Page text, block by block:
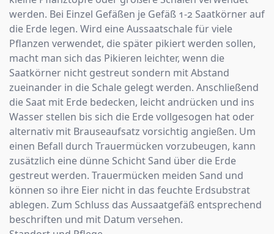
werden. Bei Einzel Gefäßen je Gefäß 1-2 Saatkörner auf
die Erde legen. Wird eine Aussaatschale für viele
Pflanzen verwendet, die später pikiert werden sollen,
macht man sich das Pikieren leichter, wenn die
Saatkörner nicht gestreut sondern mit Abstand
zueinander in die Schale gelegt werden. Anschließend
die Saat mit Erde bedecken, leicht andrücken und ins
Wasser stellen bis sich die Erde vollgesogen hat oder
alternativ mit Brauseaufsatz vorsichtig angießen. Um
einen Befall durch Trauermücken vorzubeugen, kann
zusätzlich eine dünne Schicht Sand über die Erde
gestreut werden. Trauermücken meiden Sand und
können so ihre Eier nicht in das feuchte Erdsubstrat
ablegen. Zum Schluss das Aussaatgefäß entsprechend
beschriften und mit Datum versehen.